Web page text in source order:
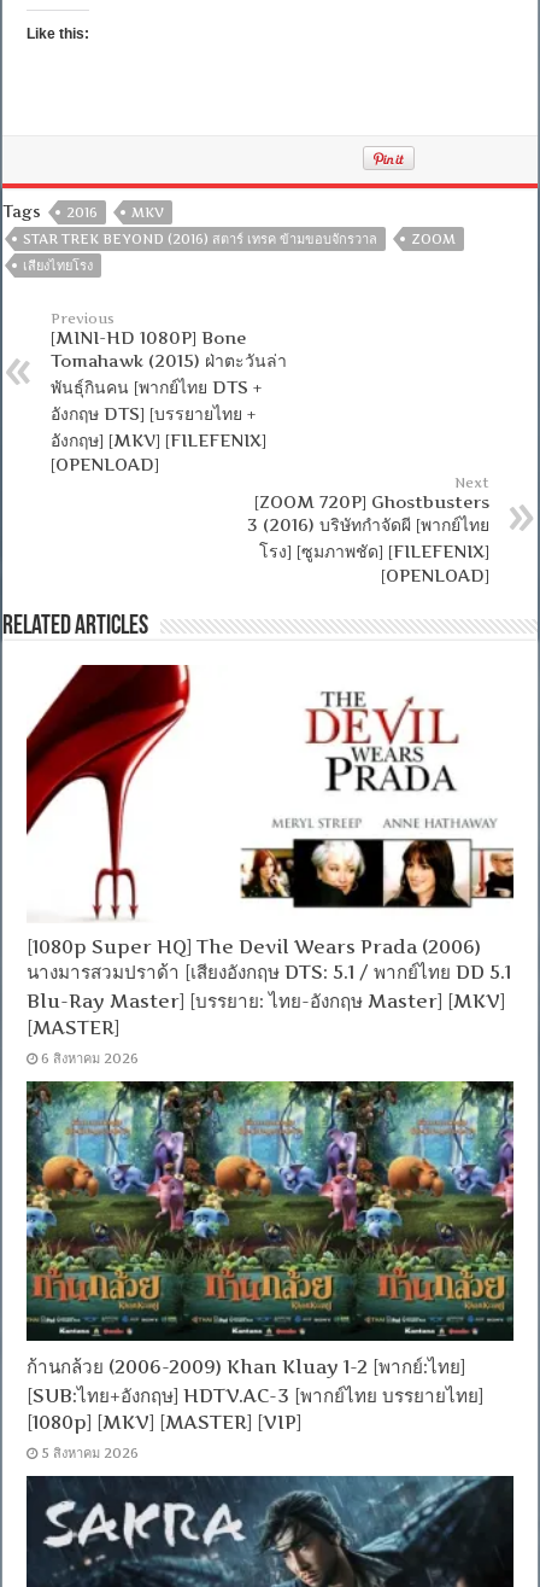
Like this:
Tags 2016
MKV
STAR TREK BEYOND (2016) สตาร์ เทรค ข้ามขอบจักรวาล
ZOOM
เสียงไทยโรง
Previous
[MINI-HD 1080P] Bone
Tomahawk (2015) ฝ่าตะวันล่า
พันธุ์กินคน [พากย์ไทย DTS +
อังกฤษ DTS] [บรรยายไทย +
อังกฤษ] [MKV] [FILEFENIX]
[OPENLOAD]
Next
[ZOOM 720P] Ghostbusters
3 (2016) บริษัทกำจัดผี [พากย์ไทย
โรง] [ซูมภาพชัด] [FILEFENIX]
[OPENLOAD]
Related Articles
[1080p Super HQ] The Devil Wears Prada (2006)
นางมารสวมปราด้า [เสียงอังกฤษ DTS: 5.1 / พากย์ไทย DD 5.1
Blu-Ray Master] [บรรยาย: ไทย-อังกฤษ Master] [MKV]
[MASTER]
6 สิงหาคม 2026
ก้านกล้วย (2006-2009) Khan Kluay 1-2 [พากย์:ไทย]
[SUB:ไทย+อังกฤษ] HDTV.AC-3 [พากย์ไทย บรรยายไทย]
[1080p] [MKV] [MASTER] [VIP]
5 สิงหาคม 2026